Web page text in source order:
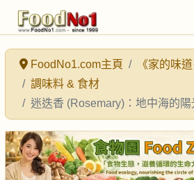
FoodNo1.com主頁
《家的味道
調味料 & 食材
迷迭香 (Rosemary)：地中海的陽